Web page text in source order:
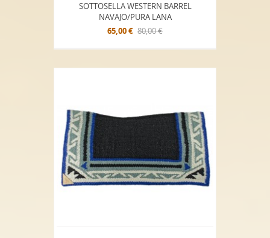
SOTTOSELLA WESTERN BARREL
NAVAJO/PURA LANA
65,00 € 80,00 €